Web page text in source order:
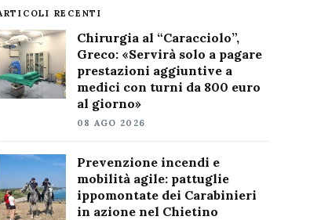
RECENTI
Chirurgia al “Caracciolo”,
Greco: «Servirà solo a pagare
prestazioni aggiuntive a
medici con turni da 800 euro
al giorno»
08 AGO 2026
Prevenzione incendi e
mobilità agile: pattuglie
ippomontate dei Carabinieri
in azione nel Chietino